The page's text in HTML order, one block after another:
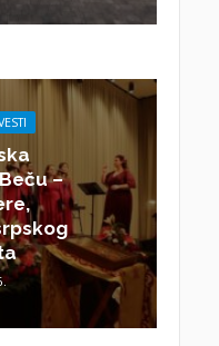
–